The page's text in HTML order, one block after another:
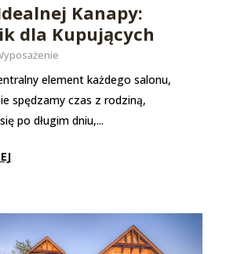
Kanapy:
dla Kupujących
element każdego salonu,
spędzamy czas z rodziną,
po długim dniu,...